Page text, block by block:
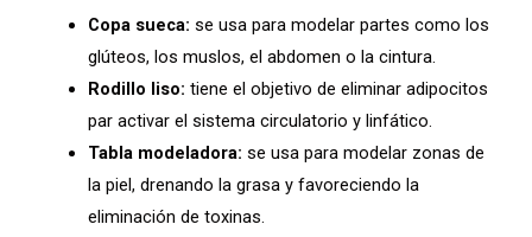
Copa sueca: se usa para modelar partes como los
glúteos, los muslos, el abdomen o la cintura.
Rodillo liso: tiene el objetivo de eliminar adipocitos
par activar el sistema circulatorio y linfático.
Tabla modeladora: se usa para modelar zonas de
la piel, drenando la grasa y favoreciendo la
eliminación de toxinas.